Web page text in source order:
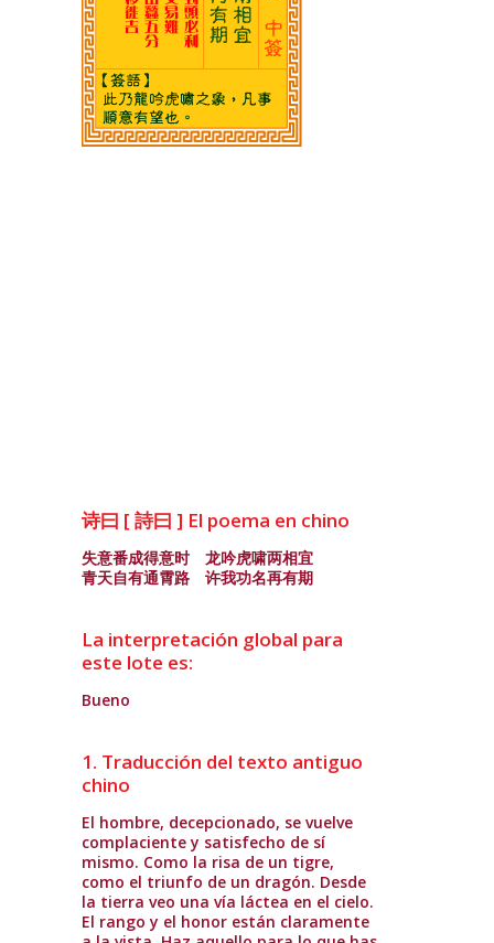
诗曰 [ 詩曰 ] El poema en chino
失意番成得意时 龙吟虎啸两相宜
青天自有通霄路 许我功名再有期
La interpretación global para
este lote es:
Bueno
1. Traducción del texto antiguo
chino
El hombre, decepcionado, se vuelve
complaciente y satisfecho de sí
mismo. Como la risa de un tigre,
como el triunfo de un dragón. Desde
la tierra veo una vía láctea en el cielo.
El rango y el honor están claramente